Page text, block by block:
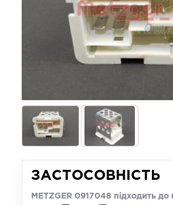
ЗАСТОСОВНІСТЬ
METZGER 0917048 підходить